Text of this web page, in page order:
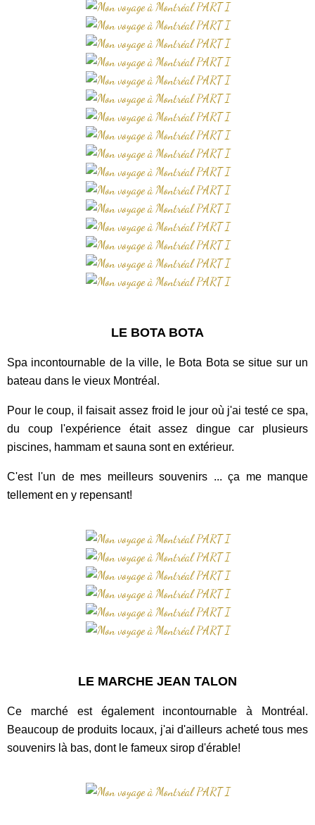
LE BOTA BOTA
Spa incontournable de la ville, le Bota Bota se situe sur un
bateau dans le vieux Montréal.
Pour le coup, il faisait assez froid le jour où j'ai testé ce spa,
du coup l'expérience était assez dingue car plusieurs
piscines, hammam et sauna sont en extérieur.
C'est l'un de mes meilleurs souvenirs ... ça me manque
tellement en y repensant!
LE MARCHE JEAN TALON
Ce marché est également incontournable à Montréal.
Beaucoup de produits locaux, j'ai d'ailleurs acheté tous mes
souvenirs là bas, dont le fameux sirop d'érable!